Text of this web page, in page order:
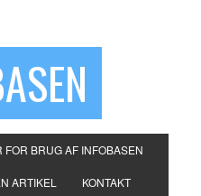
FOR BRUG AF INFOBASEN
ARTIKEL KONTAKT